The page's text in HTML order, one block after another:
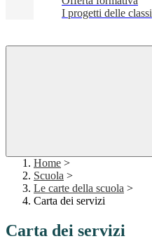
I progetti delle classi
Home >
Scuola >
Le carte della scuola >
Carta dei servizi
Carta dei servizi